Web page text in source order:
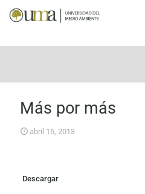
Más por más
abril 15, 2013
Descargar